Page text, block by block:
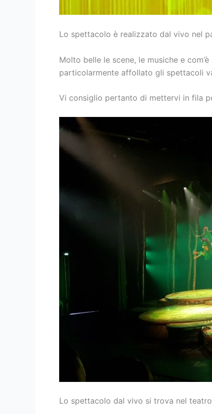
Lo spettacolo è realizzato dal vivo nel
Molto belle le scene, le musiche e
particolarmente affollato gli spettacoli
Vi consiglio pertanto di mettervi in fila
Lo spettacolo dal vivo si trova nel